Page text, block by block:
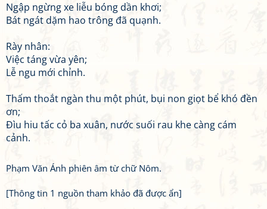
Ngập ngừng xe liễu bóng dần khơi;
Bát ngát dặm hao trông đã quạnh.
Rày nhân:
Việc táng vừa yên;
Lễ ngu mới chỉnh.
Thấm thoắt ngàn thu một phút, bụi non giọt bể khó đền
ơn;
Đìu hiu tấc cỏ ba xuân, nước suối rau khe càng cám
cảnh.
Phạm Văn Ánh phiên âm từ chữ Nôm.
[Thông tin 1 nguồn tham khảo đã được ẩn]